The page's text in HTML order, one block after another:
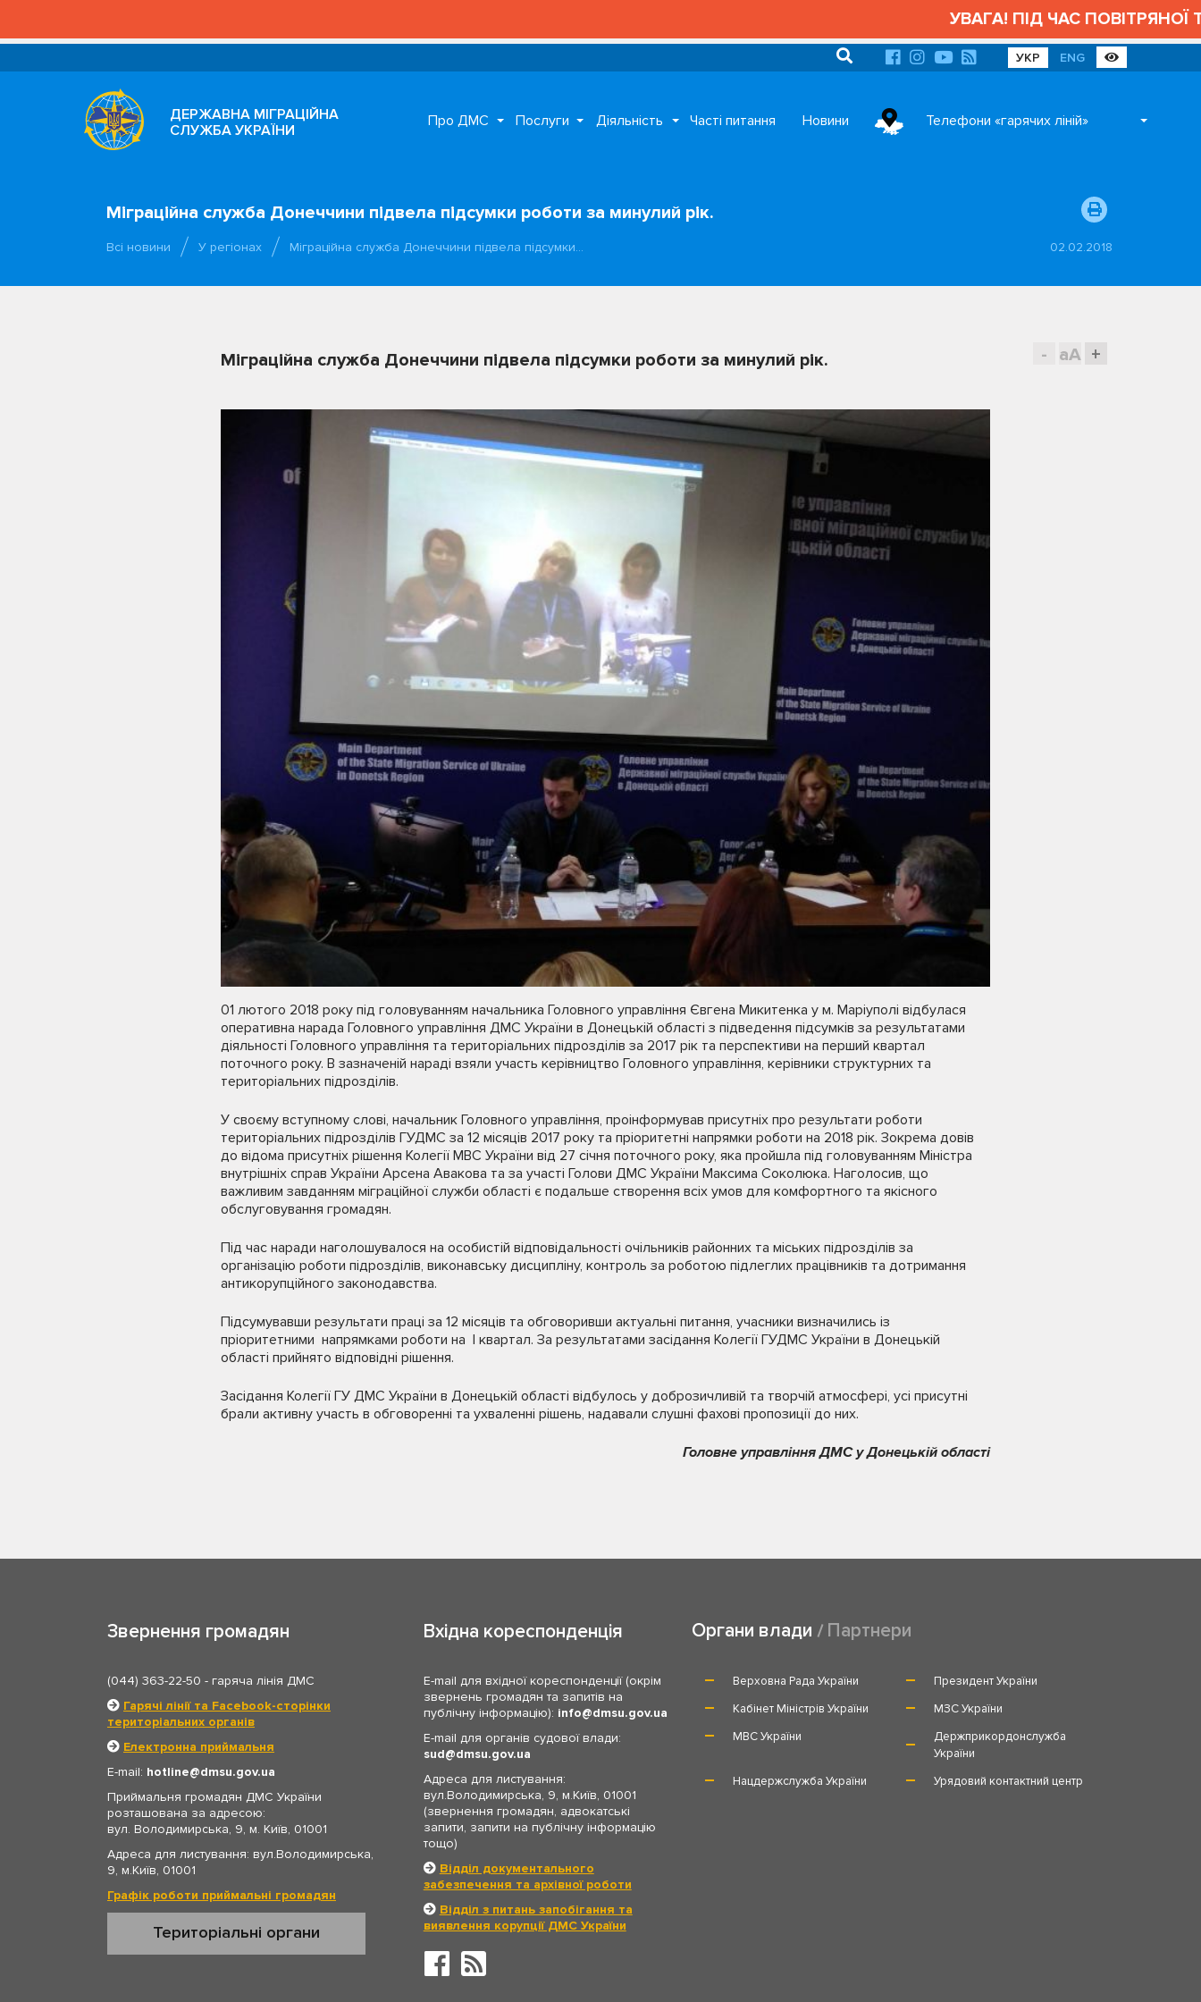
УВАГА! ПІД ЧАС ПОВІТРЯНОЇ
УКР ENG
ДЕРЖАВНА МІГРАЦІЙНА
СЛУЖБА УКРАЇНИ
Про ДМС Послуги Діяльність Часті питання Новини Телефони «гарячих ліній»
Міграційна служба Донеччини підвела підсумки роботи за минулий рік.
Всі новини У регіонах Міграційна служба Донеччини підвела підсумки… 02.02.2018
- aA +
Міграційна служба Донеччини підвела підсумки роботи за минулий рік.
01 лютого 2018 року під головуванням начальника Головного управління Євгена Микитенка у м. Маріуполі відбулася
оперативна нарада Головного управління ДМС України в Донецькій області з підведення підсумків за результатами
діяльності Головного управління та територіальних підрозділів за 2017 рік та перспективи на перший квартал
поточного року. В зазначеній нараді взяли участь керівництво Головного управління, керівники структурних та
територіальних підрозділів.
У своєму вступному слові, начальник Головного управління, проінформував присутніх про результати роботи
територіальних підрозділів ГУДМС за 12 місяців 2017 року та пріоритетні напрямки роботи на 2018 рік. Зокрема довів
до відома присутніх рішення Колегії МВС України від 27 січня поточного року, яка пройшла під головуванням Міністра
внутрішніх справ України Арсена Авакова та за участі Голови ДМС України Максима Соколюка. Наголосив, що
важливим завданням міграційної служби області є подальше створення всіх умов для комфортного та якісного
обслуговування громадян.
Під час наради наголошувалося на особистій відповідальності очільників районних та міських підрозділів за
організацію роботи підрозділів, виконавську дисципліну, контроль за роботою підлеглих працівників та дотримання
антикорупційного законодавства.
Підсумувавши результати праці за 12 місяців та обговоривши актуальні питання, учасники визначились із
пріоритетними напрямками роботи на І квартал. За результатами засідання Колегії ГУДМС України в Донецькій
області прийнято відповідні рішення.
Засідання Колегії ГУ ДМС України в Донецькій області відбулось у доброзичливій та творчій атмосфері, усі присутні
брали активну участь в обговоренні та ухваленні рішень, надавали слушні фахові пропозиції до них.
Головне управління ДМС у Донецькій області
Звернення громадян
(044) 363-22-50 - гаряча лінія ДМС
Гарячі лінії та Facebook-сторінки
територіальних органів
Електронна приймальня
E-mail: hotline
dmsu.gov.ua
Приймальня громадян ДМС України
розташована за адресою:
вул. Володимирська, 9, м. Київ, 01001
Адреса для листування: вул.Володимирська,
9, м.Київ, 01001
Графік роботи приймальні громадян
Територіальні органи
Вхідна кореспонденція
E-mail для вхідної кореспонденції (окрім
звернень громадян та запитів на
публічну інформацію): info
dmsu.gov.ua
E-mail для органів судової влади:
sud
dmsu.gov.ua
Адреса для листування:
вул.Володимирська, 9, м.Київ, 01001
(звернення громадян, адвокатські
запити, запити на публічну інформацію
тощо)
Відділ документального
забезпечення та архівної роботи
Відділ з питань запобігання та
виявлення корупції ДМС України
Органи влади Партнери
Верховна Рада України
Президент України
Кабінет Міністрів України
МЗС України
МВС України
Держприкордонслужба
України
Нацдержслужба України
Урядовий контактний центр